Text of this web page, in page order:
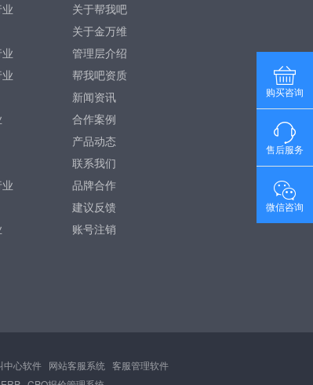
关于帮我吧
关于金万维
管理层介绍
帮我吧资质
新闻资讯
合作案例
产品动态
联系我们
品牌合作
建议反馈
账号注销
中心软件 网站客服系统 客服管理软件
购买咨询
售后服务
微信咨询